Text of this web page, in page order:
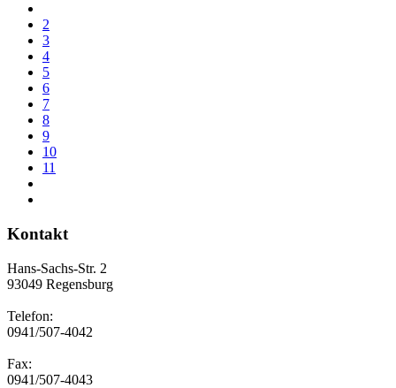
2
3
4
5
6
7
8
9
10
11
Kontakt
Hans-Sachs-Str. 2
93049 Regensburg
Telefon:
0941/507-4042
Fax:
0941/507-4043